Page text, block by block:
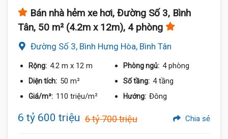
Bán nhà hẻm xe hơi, Đường Số 3, Bình
Tân, 50 m² (4.2m x 12m), 4 phòng
Đường Số 3, Bình Hưng Hòa, Bình Tân
Rộng: 4.2 m x 12 m Phòng ngủ: 4 phòng
Diện tích: 50 m² Số tầng: 4 tầng
Giá/m²: 110 triệu/m² Hướng: Đông
6 tỷ 600 triệu 6 tỷ 700 triệu Chia sẻ